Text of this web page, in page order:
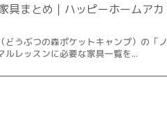
具まとめ｜ハッピーホームアカ
うぶつの森ポケットキャンプ）の「ノ
レッスンに必要な家具一覧を...